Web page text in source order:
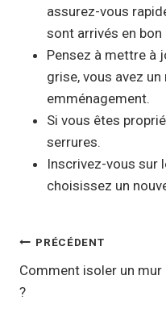
assurez-vous
sont arrivés en bon
Pensez à mettre à
grise, vous avez
emménagement.
Si vous êtes
serrures.
Inscrivez-vous sur
choisissez un
Navigation
de
l’article
PRÉCÉDENT
Comment isoler un mur
?